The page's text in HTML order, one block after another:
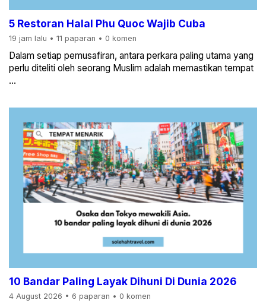
5 Restoran Halal Phu Quoc Wajib Cuba
19 jam lalu • 11 paparan • 0 komen
Dalam setiap pemusafiran, antara perkara paling utama yang
perlu diteliti oleh seorang Muslim adalah memastikan tempat
...
10 Bandar Paling Layak Dihuni Di Dunia 2026
4 August 2026 • 6 paparan • 0 komen